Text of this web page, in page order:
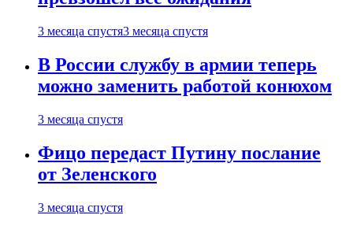
3 месяца спустя3 месяца спустя
В России службу в армии теперь
можно заменить работой конюхом
3 месяца спустя
Фицо передаст Путину послание
от Зеленского
3 месяца спустя